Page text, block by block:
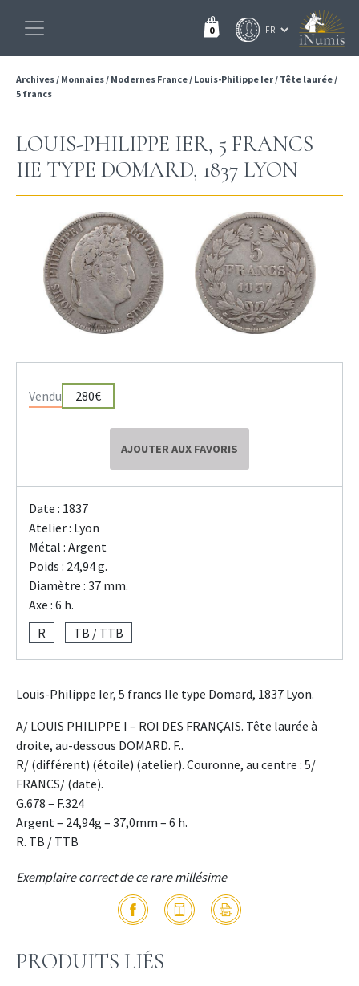
0
Archives/ Monnaies/ Modernes France/ Louis-Philippe Ier/ Tête laurée/
5 francs
LOUIS-PHILIPPE IER, 5 FRANCS
IIE TYPE DOMARD, 1837 LYON
Vendu 280€
AJOUTER AUX FAVORIS
Date : 1837
Atelier : Lyon
Métal : Argent
Poids : 24,94 g.
Diamètre : 37 mm.
Axe : 6 h.
R
TB / TTB
Louis-Philippe Ier, 5 francs IIe type Domard, 1837 Lyon.
A/ LOUIS PHILIPPE I – ROI DES FRANÇAIS. Tête laurée à
droite, au-dessous DOMARD. F..
R/ (différent) (étoile) (atelier). Couronne, au centre : 5/
FRANCS/ (date).
G.678 – F.324
Argent – 24,94g – 37,0mm – 6 h.
R. TB / TTB
Exemplaire correct de ce rare millésime
PRODUITS LIÉS